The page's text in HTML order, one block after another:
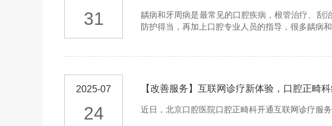
31
龋病和牙周病是最常见的口腔疾病，根管治疗、刮
防护得当，再加上口腔专业人员的指导，很多龋病
2025-07
24
【改善服务】互联网诊疗新体验，口腔正畸
近日，北京口腔医院口腔正畸科开通互联网诊疗服